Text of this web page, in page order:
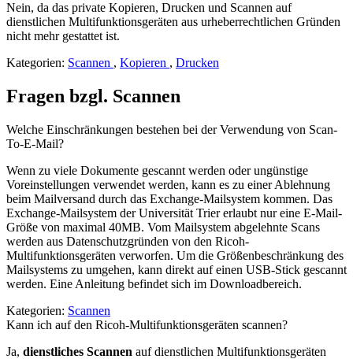
Nein, da das private Kopieren, Drucken und Scannen auf
dienstlichen Multifunktionsgeräten aus urheberrechtlichen Gründen
nicht mehr gestattet ist.
Kategorien: Scannen , Kopieren , Drucken
Fragen bzgl. Scannen
Welche Einschränkungen bestehen bei der Verwendung von Scan-
To-E-Mail?
Wenn zu viele Dokumente gescannt werden oder ungünstige
Voreinstellungen verwendet werden, kann es zu einer Ablehnung
beim Mailversand durch das Exchange-Mailsystem kommen. Das
Exchange-Mailsystem der Universität Trier erlaubt nur eine E-Mail-
Größe von maximal 40MB. Vom Mailsystem abgelehnte Scans
werden aus Datenschutzgründen von den Ricoh-
Multifunktionsgeräten verworfen. Um die Größenbeschränkung des
Mailsystems zu umgehen, kann direkt auf einen USB-Stick gescannt
werden. Eine Anleitung befindet sich im Downloadbereich.
Kategorien: Scannen
Kann ich auf den Ricoh-Multifunktionsgeräten scannen?
Ja, dienstliches Scannen auf dienstlichen Multifunktionsgeräten